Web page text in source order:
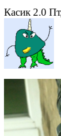
Касик 2.0